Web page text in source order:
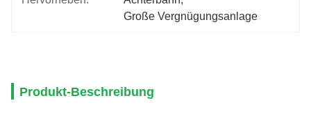
Große Vergnügungsanlage
Produkt-Beschreibung